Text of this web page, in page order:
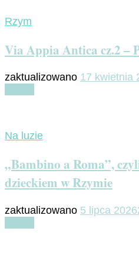
Rzym
Via Appia Antica cz.2 –
zaktualizowano 17 kwietnia
Na luzie
„Bambino a Roma”,
dzieckiem w Rzymie
zaktualizowano 5 lipca 2026